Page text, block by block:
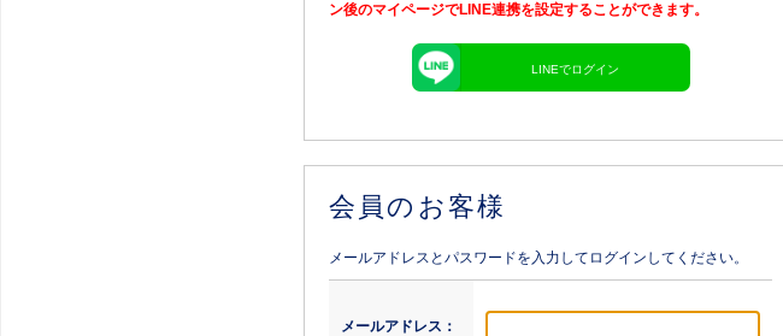
ン後のマイページでLINE連携を設定することができます。
LINEでログイン
会員のお客様
メールアドレスとパスワードを入力してログインしてください。
メールアドレス：